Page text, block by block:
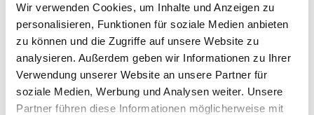
Wir verwenden Cookies, um Inhalte und Anzeigen zu
personalisieren, Funktionen für soziale Medien anbieten
zu können und die Zugriffe auf unsere Website zu
analysieren. Außerdem geben wir Informationen zu Ihrer
Verwendung unserer Website an unsere Partner für
soziale Medien, Werbung und Analysen weiter. Unsere
Partner führen diese Informationen möglicherweise mit
Titelentscheidungen in Thun. «Die Schützinnen
und Schützen haben noch bis am 5. August 2020
Zeit die DMM zu schiessen», ergänzt Juon. Er
hofft, dass dies möglichst viele von ihnen machen
werden, damit die Schiessstände an den
Schweizermeisterschaften in der Guntelsey – dem